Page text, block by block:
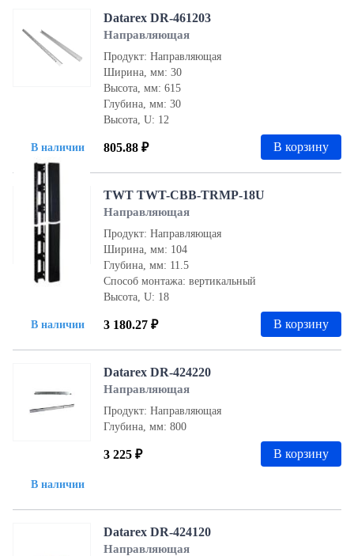
В наличии
Datarex DR-461203
Направляющая
Продукт: Направляющая
Ширина, мм: 30
Высота, мм: 615
Глубина, мм: 30
Высота, U: 12
805.88 ₽ В корзину
В наличии
TWT TWT-CBB-TRMP-18U
Направляющая
Продукт: Направляющая
Ширина, мм: 104
Глубина, мм: 11.5
Способ монтажа: вертикальный
Высота, U: 18
3 180.27 ₽ В корзину
В наличии
Datarex DR-424220
Направляющая
Продукт: Направляющая
Глубина, мм: 800
3 225 ₽ В корзину
Datarex DR-424120
Направляющая